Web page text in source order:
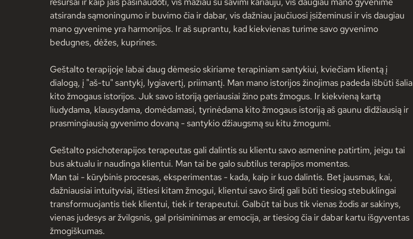
atsiranda sąmoningumo ir buvimo čia ir dabar, vis dažniau jaučiuosi įsižeminusi ir vis daugiau
mano gyvenime yra harmonijos. Ir aš suprantu, kad kiekvienas turime savo gyvenimo
bedugnes, dėžes, kuprines.
Geštalto terapijoje labai daug dėmesio skiriame terapiniam santykiui, kviečiam klientą į
dialogą, į "aš-tu" santykį, lygiavertį, priimantį. Man mano istorijos žinojimas padeda išbūti šalia
kito žmogaus istorijos. Juk savo istoriją geriausiai žino pats žmogus. Ir kiekvieną kartą
liudydama, klausydama, domėdamasi, tyrinėdama kito žmogaus istoriją aš gaunu didžiausią ir
prasmingiausią gyvenimo dovaną - santykio džiaugsmą su kitu žmogumi.
Geštalto psichoterapijos terapeutas gali dalintis su klientu savo asmenine patirtim, jeigu tai
bus aktualu ir naudinga klientui. Man tai be galo subtilus terapijos momentas.
Man tai - kūrybinis procesas, eksperimentas - kada, kaip ir kuo dalintis. Bet jausmas, kai,
dažniausiai intuityviai, ištiesi kitam žmogui, klientui savo širdį gali būti tiesiog stebuklingai
transformuojantis tiek klientui, tiek ir terapeutui. Galbūt tai bus tik vienas žodis ar sakinys,
vienas judesys ar žvilgsnis, gal prisiminimas ar emocija, ar tiesiog čia ir dabar kartu išgyventas
žmogiškumas.